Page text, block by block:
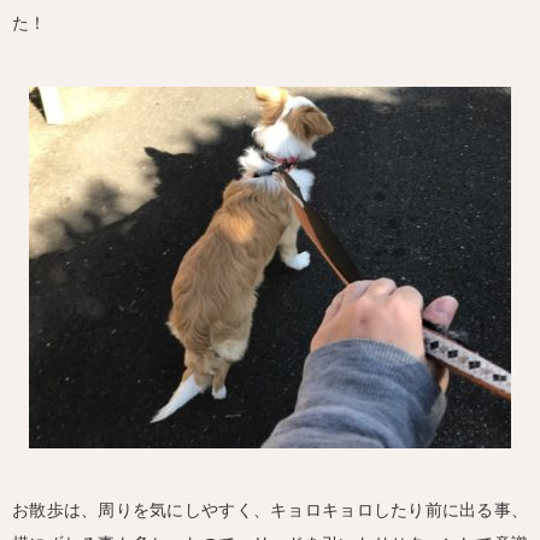
た！
お散歩は、周りを気にしやすく、キョロキョロしたり前に出る事、